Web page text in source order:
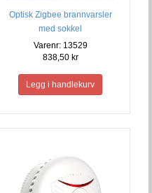
Optisk Zigbee brannvarsler
med sokkel
Varenr: 13529
838,50 kr